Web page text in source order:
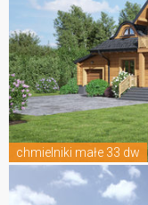
chmielniki małe 33 dw